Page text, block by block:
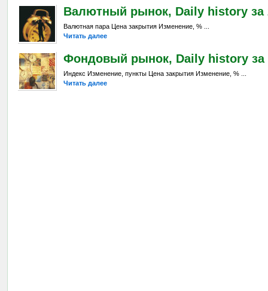
Валютный рынок, Daily history за
Валютная пара Цена закрытия Изменение, % ...
Читать далее
Фондовый рынок, Daily history за
Индекс Изменение, пункты Цена закрытия Изменение, % ...
Читать далее